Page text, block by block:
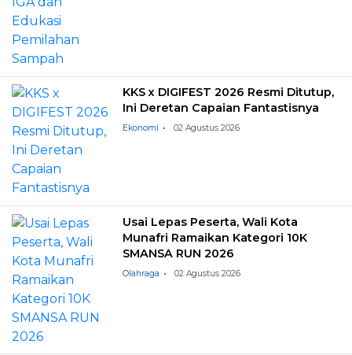
KKS x DIGIFEST 2026 Resmi Ditutup,
Ini Deretan Capaian Fantastisnya
Ekonomi 02 Agustus 2026
Usai Lepas Peserta, Wali Kota
Munafri Ramaikan Kategori 10K
SMANSA RUN 2026
Olahraga 02 Agustus 2026